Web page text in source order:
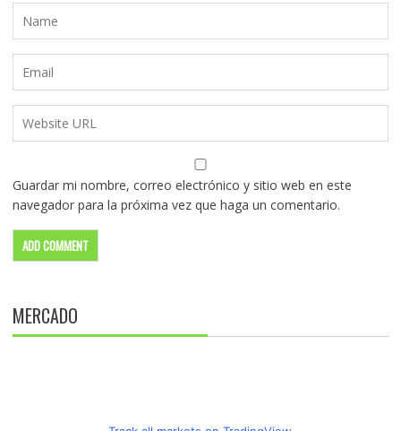
Guardar mi nombre, correo electrónico y sitio web en este
navegador para la próxima vez que haga un comentario.
MERCADO